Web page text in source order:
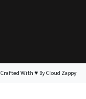
Crafted With♥By Cloud Zappy